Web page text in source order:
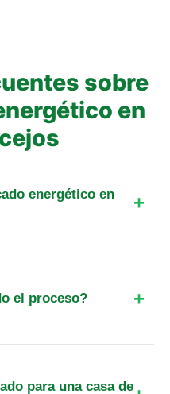
sobre
en
energético en
o tipo de inmueble,
el proceso?
para una casa de